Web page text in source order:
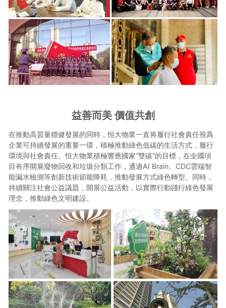
益善而美 價值共創
在推動高質量穩健發展的同時，恒大物業一直将履行社會責任視爲
企業可持續發展的重要一環，積極推動綠色低碳的生活方式，履行
環境與社會責任。恒大物業積極響應國家“雙碳”的目標，在全國項
目有序開展廢物回收和垃圾分類工作，通過AI Brain、CDC雲端智
能漏水檢測等創新技術節能降耗，推動發展方式綠色轉型。同時，
持續關注社會公益議題，開展公益活動，以實際行動踐行綠色發展
理念，推動綠色文明建設。